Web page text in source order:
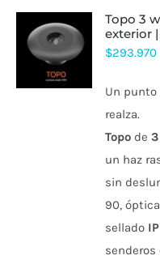
topo 3 w – empotrable led rasante para
exterior
$293.970
Un
realza.
Topo de
un haz
sin
90,
sellado
senderos